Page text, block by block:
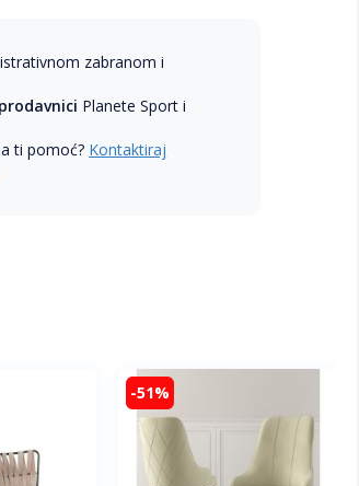
zabranom i
Planete Sport i
ti pomoć? Kontaktiraj
-51%